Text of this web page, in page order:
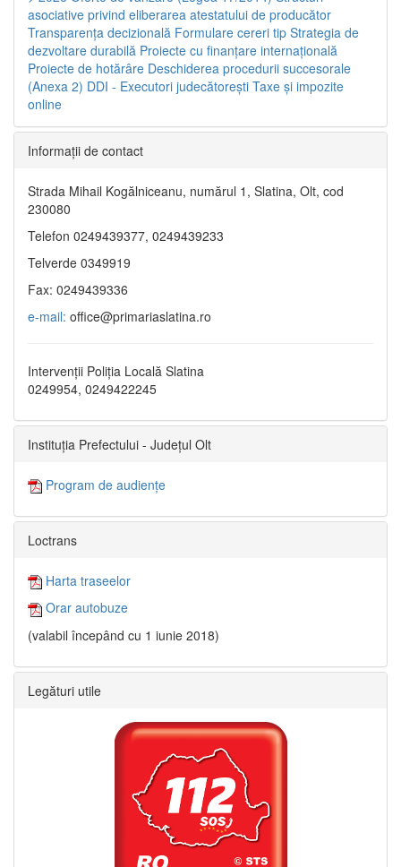
asociative privind eliberarea atestatului de producător
Transparenţa decizională Formulare cereri tip Strategia de
dezvoltare durabilă Proiecte cu finanţare internaţională
Proiecte de hotărâre Deschiderea procedurii succesorale
(Anexa 2) DDI - Executori judecătorești Taxe şi impozite
online
Informaţii de contact
Strada Mihail Kogălniceanu, numărul 1, Slatina, Olt, cod
230080
Telefon 0249439377, 0249439233
Telverde 0349919
Fax: 0249439336
e-mail: office@primariaslatina.ro
Intervenții Poliția Locală Slatina
0249954, 0249422245
Instituția Prefectului - Județul Olt
Program de audiențe
Loctrans
Harta traseelor
Orar autobuze
(valabil începând cu 1 iunie 2018)
Legături utile